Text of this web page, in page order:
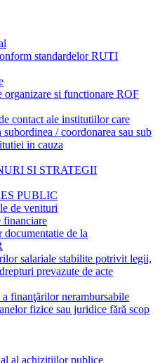
standardelor RUTI
organizare si functionare ROF
contact ale institutiilor care
/ coordonarea sau sub
in cauza
SI STRATEGII
PUBLIC
de venituri
financiare
documentatie de la
salariale stabilite potrivit legii,
prevazute de acte
a finanţărilor nerambursabile
fizice sau juridice fără scop
al achizitiilor publice